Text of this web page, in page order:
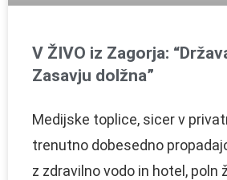
V ŽIVO iz Zagorja:
Zasavju dolžna”
Medijske toplice, sicer v
trenutno dobesedno
z zdravilno vodo in hotel, poln